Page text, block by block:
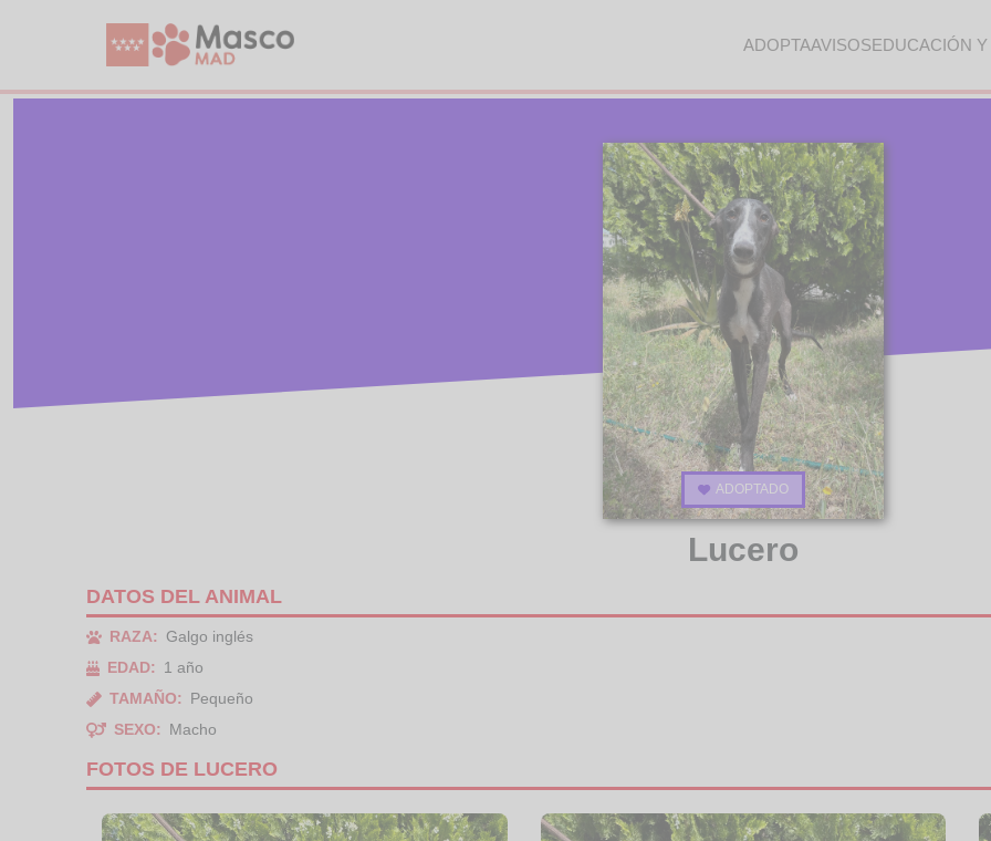
ADOPTAAVISOSEDUCACIÓN
ADOPTADO
Lucero
DATOS DEL ANIMAL
RAZA:
Galgo inglés
EDAD:
1 año
TAMAÑO:
Pequeño
SEXO:
Macho
FOTOS DE LUCERO